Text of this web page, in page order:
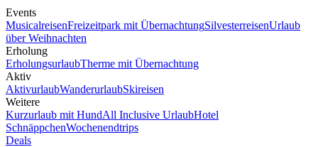
Events
MusicalreisenFreizeitpark mit ÜbernachtungSilvesterreisenUrlaub
über Weihnachten
Erholung
ErholungsurlaubTherme mit Übernachtung
Aktiv
AktivurlaubWanderurlaubSkireisen
Weitere
Kurzurlaub mit HundAll Inclusive UrlaubHotel
SchnäppchenWochenendtrips
Deals